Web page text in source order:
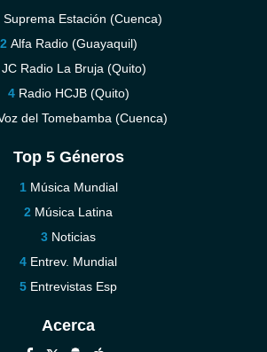
Suprema Estación (Cuenca)
Alfa Radio (Guayaquil)
JC Radio La Bruja (Quito)
Radio HCJB (Quito)
del Tomebamba (Cuenca)
Top 5 Géneros
Música Mundial
Música Latina
Noticias
Entrev. Mundial
Entrevistas Esp
Acerca